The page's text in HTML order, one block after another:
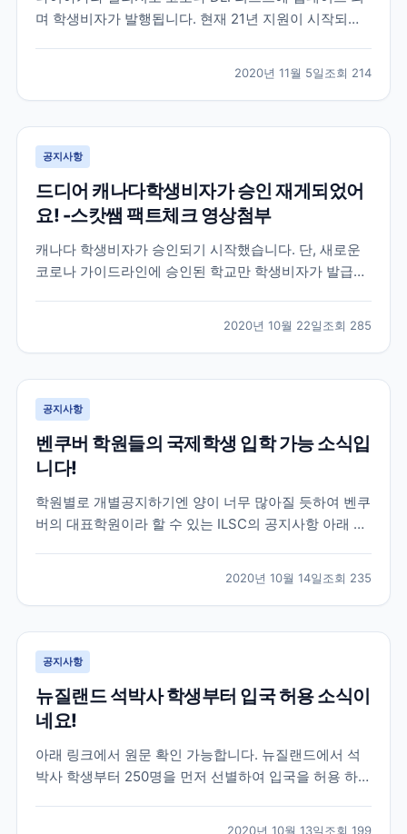
며 학생비자가 발행됩니다. 현재 21년 지원이 시작되었
2020년 11월 5일조회 214
공지사항
드디어 캐나다학생비자가 승인 재게되었어
요! -스캇쌤 팩트체크 영상첨부
캐나다 학생비자가 승인되기 시작했습니다. 단, 새로운
코로나 가이드라인에 승인된 학교만 학생비자가 발급됩
2020년 10월 22일조회 285
공지사항
벤쿠버 학원들의 국제학생 입학 가능 소식입
니다!
학원별로 개별공지하기엔 양이 너무 많아질 듯하여 벤쿠
버의 대표학원이라 할 수 있는 ILSC의 공지사항 아래 첨
위한 새로운 DLI넘버의 발표가 시작되고 있습니다. 벤쿠
버에 많은 학원 및 교육기관들이 현재 심사중이거나 심...
2020년 10월 14일조회 235
공지사항
뉴질랜드 석박사 학생부터 입국 허용 소식이
네요!
아래 링크에서 원문 확인 가능합니다. 뉴질랜드에서 석
박사 학생부터 250명을 먼저 선별하여 입국을 허용 하겠
2020년 10월 13일조회 199